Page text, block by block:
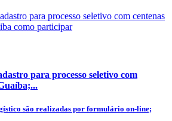
para processo seletivo com
são realizadas por formulário on-line;